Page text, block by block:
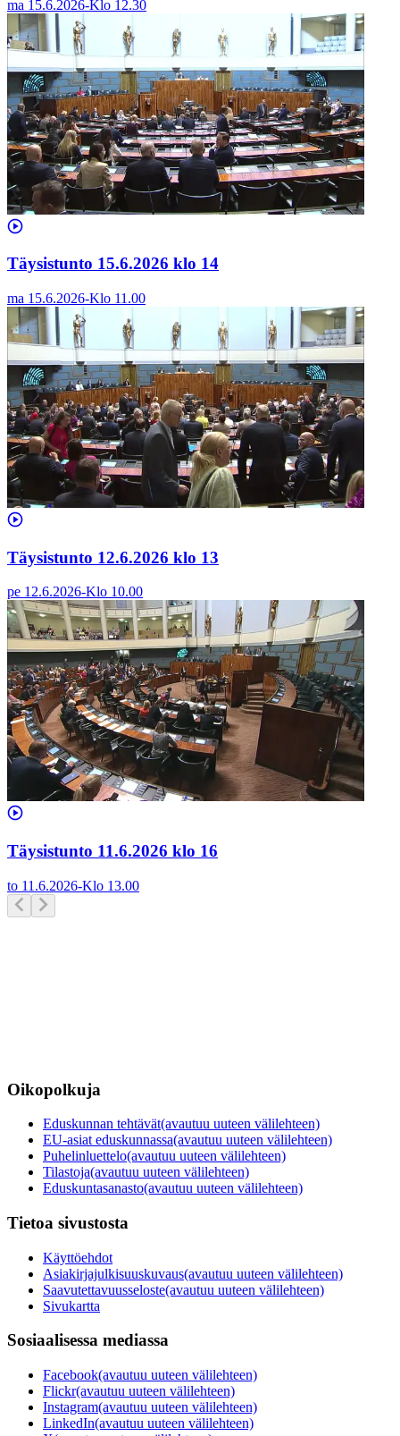
ma 15.6.2026-Klo 12.30
Täysistunto 15.6.2026 klo 14
ma 15.6.2026-Klo 11.00
Täysistunto 12.6.2026 klo 13
pe 12.6.2026-Klo 10.00
Täysistunto 11.6.2026 klo 16
to 11.6.2026-Klo 13.00
Oikopolkuja
Eduskunnan tehtävät(avautuu uuteen välilehteen)
EU-asiat eduskunnassa(avautuu uuteen välilehteen)
Puhelinluettelo(avautuu uuteen välilehteen)
Tilastoja(avautuu uuteen välilehteen)
Eduskuntasanasto(avautuu uuteen välilehteen)
Tietoa sivustosta
Käyttöehdot
Asiakirjajulkisuuskuvaus(avautuu uuteen välilehteen)
Saavutettavuusseloste(avautuu uuteen välilehteen)
Sivukartta
Sosiaalisessa mediassa
Facebook(avautuu uuteen välilehteen)
Flickr(avautuu uuteen välilehteen)
Instagram(avautuu uuteen välilehteen)
LinkedIn(avautuu uuteen välilehteen)